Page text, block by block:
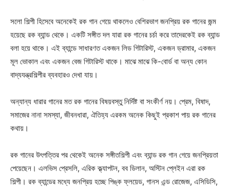
সলো শিল্পী হিসেবে অনেকেই রক গান গেয়ে থাকলেও বেশিরভাগ জনপ্রিয় রক গানের জন্ম
হয়েছে রক ব্যান্ড থেকে। একটি সঙ্গীত দল যারা রক গানের চর্চা করে তাদেরকেই রক ব্যান্ড
বলা হয়ে থাকে। এই ব্যান্ডে সাধারণত একজন লিড গিটারিস্ট, একজন ড্রামার, একজন
মূল ভোকাল এবং একজন বেজ গিটারিস্ট থাকে। মাঝে মাঝে কি-বোর্ড বা অন্য কোন
বাদ্যযন্ত্রশিল্পীর ব্যবহারও দেখা যায়।
অন্যান্য ধারার গানের মত রক গানের বিষয়বস্তু নির্দিষ্ট বা সংকীর্ণ নয়। প্রেম, বিষাদ,
সমাজের নানা সমস্যা, জীবনধারা, ঐতিহ্য এরকম অনেক কিছুই প্রকাশ পায় রক গানের
কথায়।
রক গানের উৎপত্তির পর থেকেই অনেক সঙ্গীতশিল্পী এবং ব্যান্ড রক গান গেয়ে জনপ্রিয়তা
পেয়েছেন। এলভিস প্রেসলি, এরিক ক্ল্যাপটন, বব ডিলান, অস্টিন প্লেইন এরা রক
শিল্পী। রক ব্যান্ডের মধ্যে জনপ্রিয় হচ্ছে পিঙ্ক ফ্লয়েড, গানস এন্ড রোজেজ, এসিডিসি,